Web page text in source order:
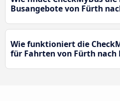
Busangebote von Fürth
Wie funktioniert die
für Fahrten von Fürth nach